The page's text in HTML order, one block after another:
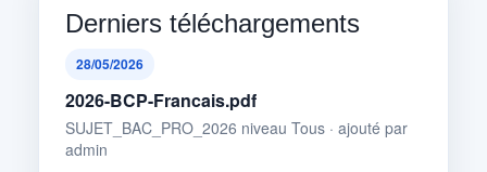
Derniers téléchargements
28/05/2026
2026-BCP-Francais.pdf
SUJET_BAC_PRO_2026 niveau Tous · ajouté par
admin